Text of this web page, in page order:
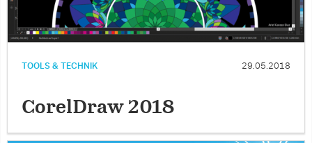
TOOLS & TECHNIK 29.05.2018
CorelDraw 2018